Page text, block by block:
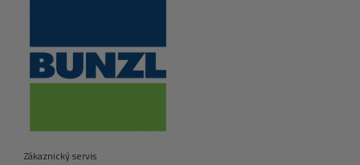
Zákaznický servis